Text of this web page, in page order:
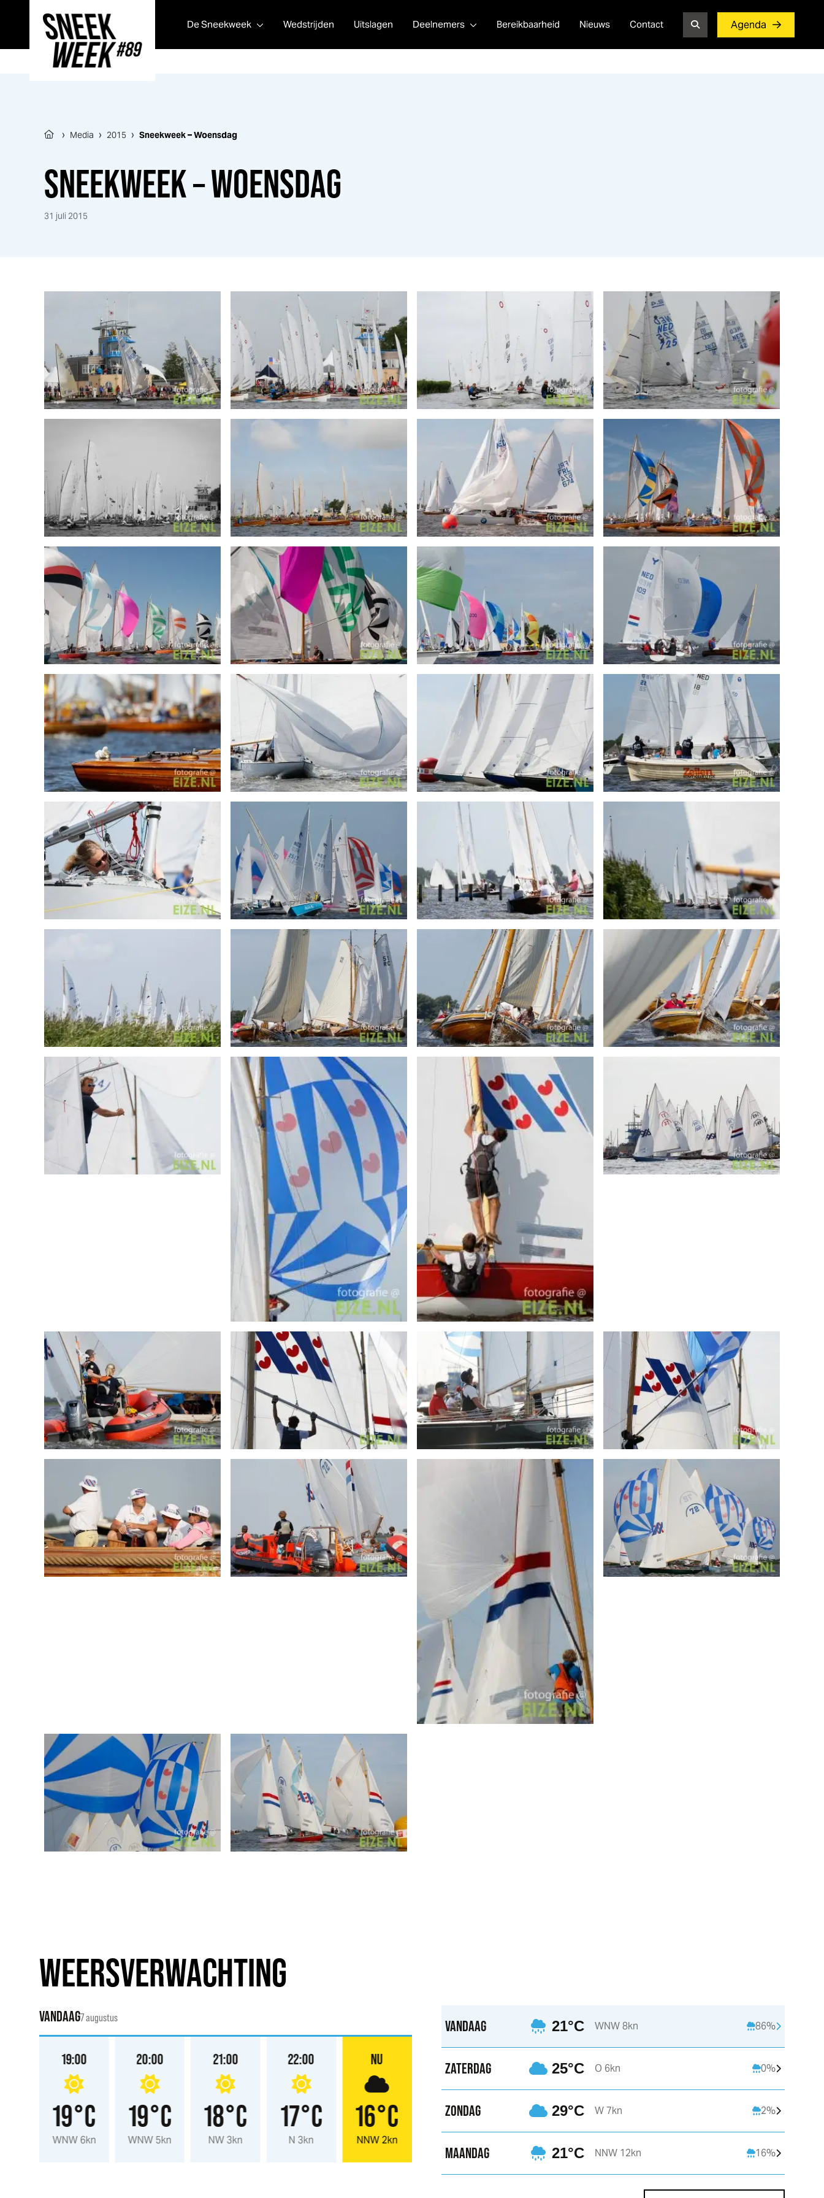
DeSneekweek Wedstrijden Uitslagen Deelnemers Bereikbaarheid Nieuws Contact Agenda
› Media › 2015 › Sneekweek– Woensdag
SNEEKWEEK– WOENSDAG
31 juli 2015
WEERSVERWACHTING
VANDAAG7 augustus
19:00
19°C
WNW 6kn
20:00
19°C
WNW 5kn
21:00
18°C
NW 3kn
22:00
17°C
N 3kn
NU
16°C
NNW 2kn
VANDAAG 21°C WNW 8kn 86%
ZATERDAG 25°C O 6kn 0%
ZONDAG 29°C W 7kn 2%
MAANDAG 21°C NNW 12kn 16%